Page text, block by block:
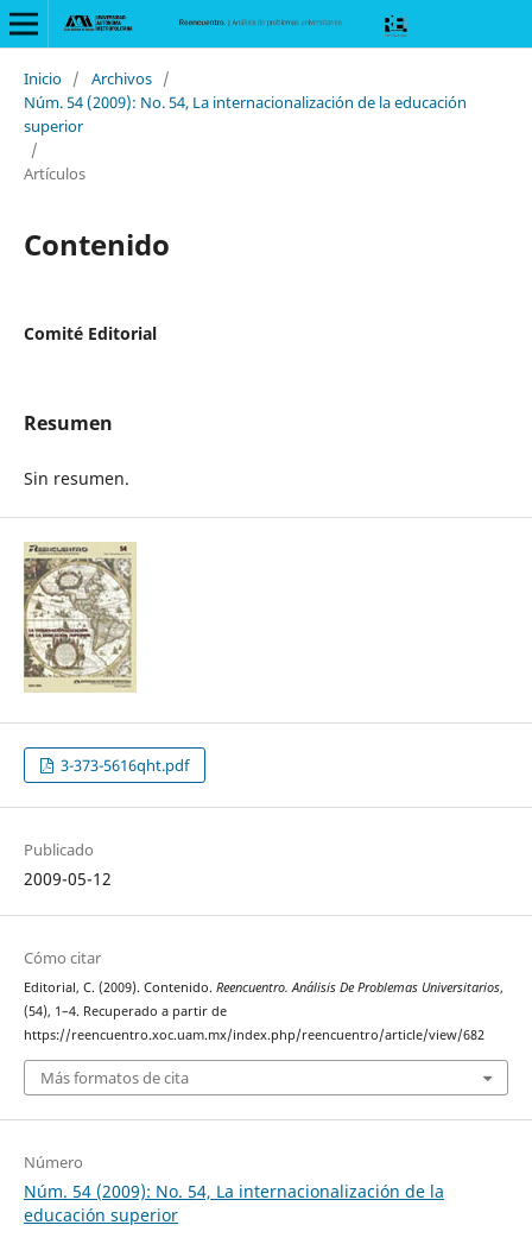
Inicio / Archivos /
Núm. 54 (2009): No. 54, La internacionalización de la educación
superior
/
Artículos
Contenido
Comité Editorial
Resumen
Sin resumen.
3-373-5616qht.pdf
Publicado
2009-05-12
Cómo citar
Editorial, C. (2009). Contenido. Reencuentro. Análisis De Problemas Universitarios,
(54), 1–4. Recuperado a partir de
https://reencuentro.xoc.uam.mx/index.php/reencuentro/article/view/682
Más formatos de cita
Número
Núm. 54 (2009): No. 54, La internacionalización de la
educación superior